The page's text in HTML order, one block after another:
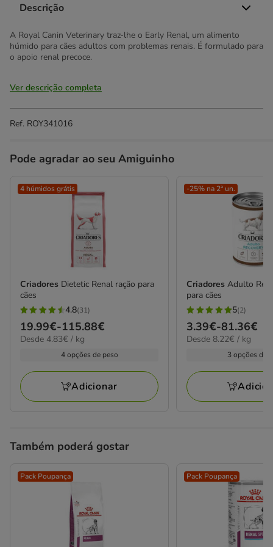
Descrição
A Royal Canin Veterinary traz-lhe o Early Renal, um alimento
húmido para cães adultos com problemas renais. É formulado para
o apoio renal precoce.
Ver descrição completa
Ref. ROY341016
Pode agradar ao seu Amiguinho
4 húmidos grátis
Criadores Dietetic Renal ração para
cães
4.8
estrelas
com
avaliações
4.8(31)
Preço
de
115.88€
19.99€-115.88€
4.83€
Desde 4.83€ / kg
4 opções de peso
Adicionar
-25% na 2ª un.
CriadoresAdulto
para cães
5
estrelas
com
avaliações
5(2)
Preço
de
81.36€
3.39€-81.36€
8.22€
Desde 8.22€ / kg
3 opções de
Também poderá gostar
Pack Poupança Pack Poupança